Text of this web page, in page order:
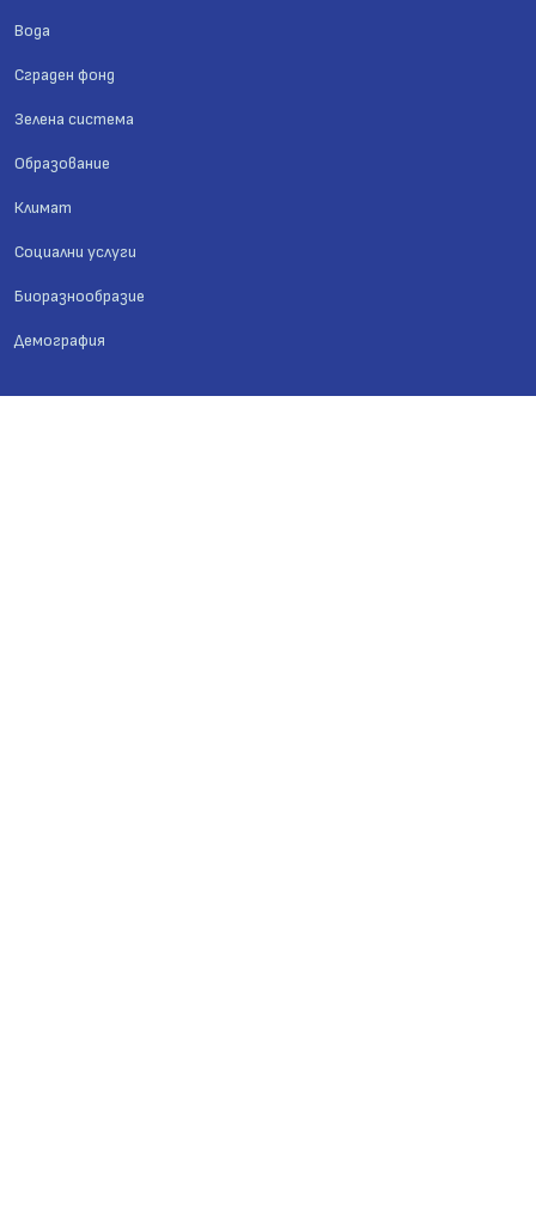
Вода
Сграден фонд
Зелена система
Образование
Климат
Социални услуги
Биоразнообразие
Демография